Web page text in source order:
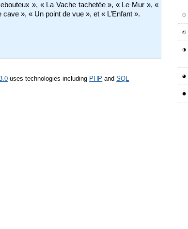
», « La Vache tachetée », « Le Mur », «
cave », « Un point de vue », et « L’Enfant ».
uses technologies including PHP andSQL